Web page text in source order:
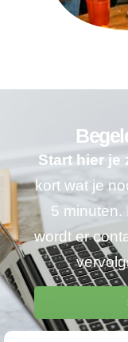
Start hier je
kort wat je
5 minuten.
wordt er